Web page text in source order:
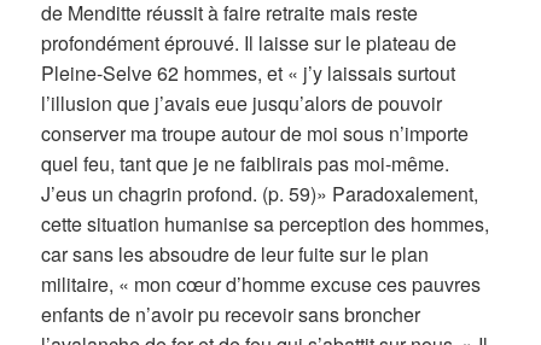
de Menditte réussit à faire retraite mais reste
profondément éprouvé. Il laisse sur le plateau de
Pleine-Selve 62 hommes, et « j’y laissais surtout
l’illusion que j’avais eue jusqu’alors de pouvoir
conserver ma troupe autour de moi sous n’importe
quel feu, tant que je ne faiblirais pas moi-même.
J’eus un chagrin profond. (p. 59)» Paradoxalement,
cette situation humanise sa perception des hommes,
car sans les absoudre de leur fuite sur le plan
militaire, « mon cœur d’homme excuse ces pauvres
enfants de n’avoir pu recevoir sans broncher